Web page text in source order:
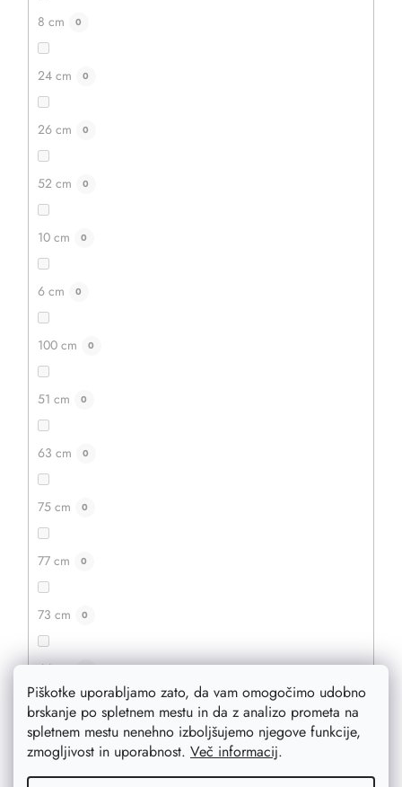
Piškotke uporabljamo zato, da vam omogočimo udobno
brskanje po spletnem mestu in da z analizo prometa na
spletnem mestu nenehno izboljšujemo njegove funkcije,
zmogljivost in uporabnost. Več informacij.
8 cm 0
24 cm 0
26 cm 0
52 cm 0
10 cm 0
6 cm 0
100 cm 0
51 cm 0
63 cm 0
75 cm 0
77 cm 0
73 cm 0
44 cm 0
4 cm 0
3 cm 0